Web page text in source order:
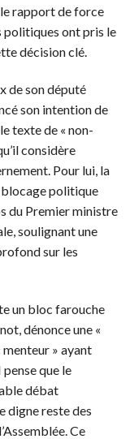
rapport de force
ont pris le
décision clé.
de son député
son intention de
texte de « non-
considère
Pour lui, la
blocage politique
du Premier ministre
soulignant une
sur les
un bloc farouche
dénonce une «
» ayant
que le
débat
digne reste des
Ce